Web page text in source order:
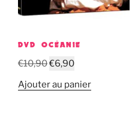
DVD OCÉANIE
€10,90Le
initial
€6,90Le
actuel
Ajouter au panier